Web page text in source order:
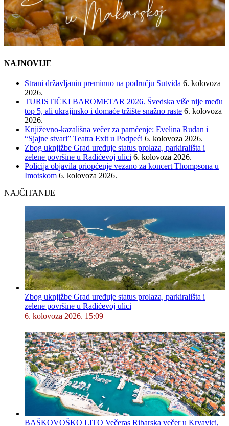
NAJNOVIJE
Strani državljanin preminuo na području Sutvida 6. kolovoza
2026.
TURISTIČKI BAROMETAR 2026. Švedska više nije među
top 5, ali ukrajinsko i domaće tržište snažno raste 6. kolovoza
2026.
Književno-kazališna večer za pamćenje: Evelina Rudan i
“Sjajne stvari” Teatra Exit u Podpeći 6. kolovoza 2026.
Zbog uknjižbe Grad uređuje status prolaza, parkirališta i
zelene površine u Radićevoj ulici 6. kolovoza 2026.
Policija objavila priopćenje vezano za koncert Thompsona u
Imotskom 6. kolovoza 2026.
NAJČITANIJE
Zbog uknjižbe Grad uređuje status prolaza, parkirališta i
zelene površine u Radićevoj ulici
6. kolovoza 2026. 15:09
BAŠKOVOŠKO LITO Večeras Ribarska večer u Krvavici,